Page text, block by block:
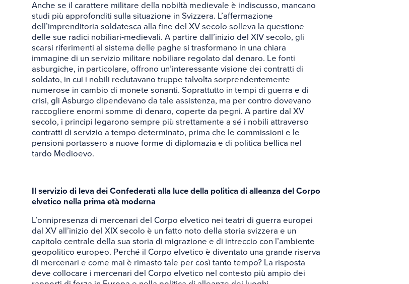
Anche se il carattere militare della nobiltà medievale è indiscusso, mancano
studi più approfonditi sulla situazione in Svizzera. L’affermazione
dell’imprenditoria soldatesca alla fine del XV secolo solleva la questione
delle sue radici nobiliari-medievali. A partire dall’inizio del XIV secolo, gli
scarsi riferimenti al sistema delle paghe si trasformano in una chiara
immagine di un servizio militare nobiliare regolato dal denaro. Le fonti
asburgiche, in particolare, offrono un’interessante visione dei contratti di
soldato, in cui i nobili reclutavano truppe talvolta sorprendentemente
numerose in cambio di monete sonanti. Soprattutto in tempi di guerra e di
crisi, gli Asburgo dipendevano da tale assistenza, ma per contro dovevano
raccogliere enormi somme di denaro, coperte da pegni. A partire dal XV
secolo, i principi legarono sempre più strettamente a sé i nobili attraverso
contratti di servizio a tempo determinato, prima che le commissioni e le
pensioni portassero a nuove forme di diplomazia e di politica bellica nel
tardo Medioevo.
Il servizio di leva dei Confederati alla luce della politica di alleanza del Corpo
elvetico nella prima età moderna
L’onnipresenza di mercenari del Corpo elvetico nei teatri di guerra europei
dal XV all’inizio del XIX secolo è un fatto noto della storia svizzera e un
capitolo centrale della sua storia di migrazione e di intreccio con l’ambiente
geopolitico europeo. Perché il Corpo elvetico è diventato una grande riserva
di mercenari e come mai è rimasto tale per così tanto tempo? La risposta
deve collocare i mercenari del Corpo elvetico nel contesto più ampio dei